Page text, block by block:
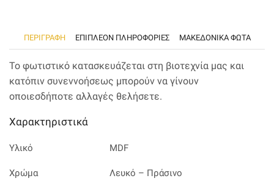
ΠΕΡΙΓΡΑΦΉ ΕΠΙΠΛΈΟΝ ΠΛΗΡΟΦΟΡΊΕΣ ΜΑΚΕΔΟΝΙΚΑ ΦΩΤΑ
Το φωτιστικό κατασκευάζεται στη βιοτεχνία μας και
κατόπιν συνεννοήσεως μπορούν να γίνουν
οποιεσδήποτε αλλαγές θελήσετε.
Χαρακτηριστικά
Υλικό MDF
Χρώμα Λευκό – Πράσινο